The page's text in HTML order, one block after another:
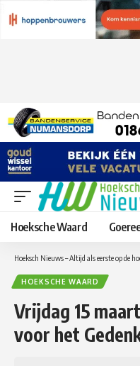
Hoeksche Waard
Hoeksch Nieuws – Altijd als eerste op de
HOEKSCHE WAARD
Vrijdag 15
voor het